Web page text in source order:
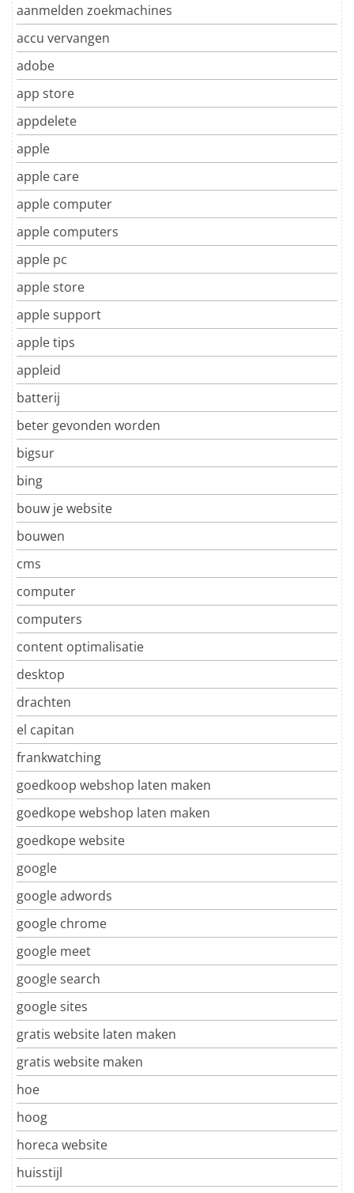
aanmelden zoekmachines
accu vervangen
adobe
app store
appdelete
apple
apple care
apple computer
apple computers
apple pc
apple store
apple support
apple tips
appleid
batterij
beter gevonden worden
bigsur
bing
bouw je website
bouwen
cms
computer
computers
content optimalisatie
desktop
drachten
el capitan
frankwatching
goedkoop webshop laten maken
goedkope webshop laten maken
goedkope website
google
google adwords
google chrome
google meet
google search
google sites
gratis website laten maken
gratis website maken
hoe
hoog
horeca website
huisstijl